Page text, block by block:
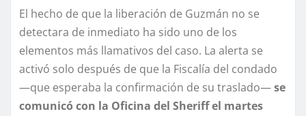
El hecho de que la liberación de Guzmán no se
detectara de inmediato ha sido uno de los
elementos más llamativos del caso. La alerta se
activó solo después de que la Fiscalía del condado
—que esperaba la confirmación de su traslado—se
comunicó con la Oficina del Sheriff el martes